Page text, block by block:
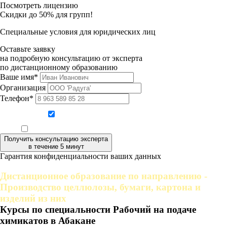
Посмотреть лицензию
Скидки до 50% для групп!
Специальные условия для юридических лиц
Оставьте заявку
на подробную консультацию от эксперта
по дистанционному образованию
Ваше имя*
Организация
Телефон*
Получить консультацию эксперта
в течение 5 минут
Гарантия конфиденциальности ваших данных
Дистанционное образование по направлению -
Производство целлюлозы, бумаги, картона и
изделий из них
Курсы по специальности Рабочий на подаче
химикатов в Абакане